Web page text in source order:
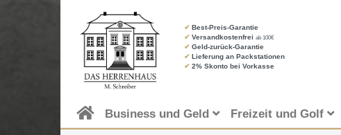
✔ Best-Preis-Garantie
✔ Versandkostenfrei ab 100€
✔ Geld-zurück-Garantie
✔ Lieferung an Packstationen
✔ 2% Skonto bei Vorkasse
Business und Geld Freizeit und Golf